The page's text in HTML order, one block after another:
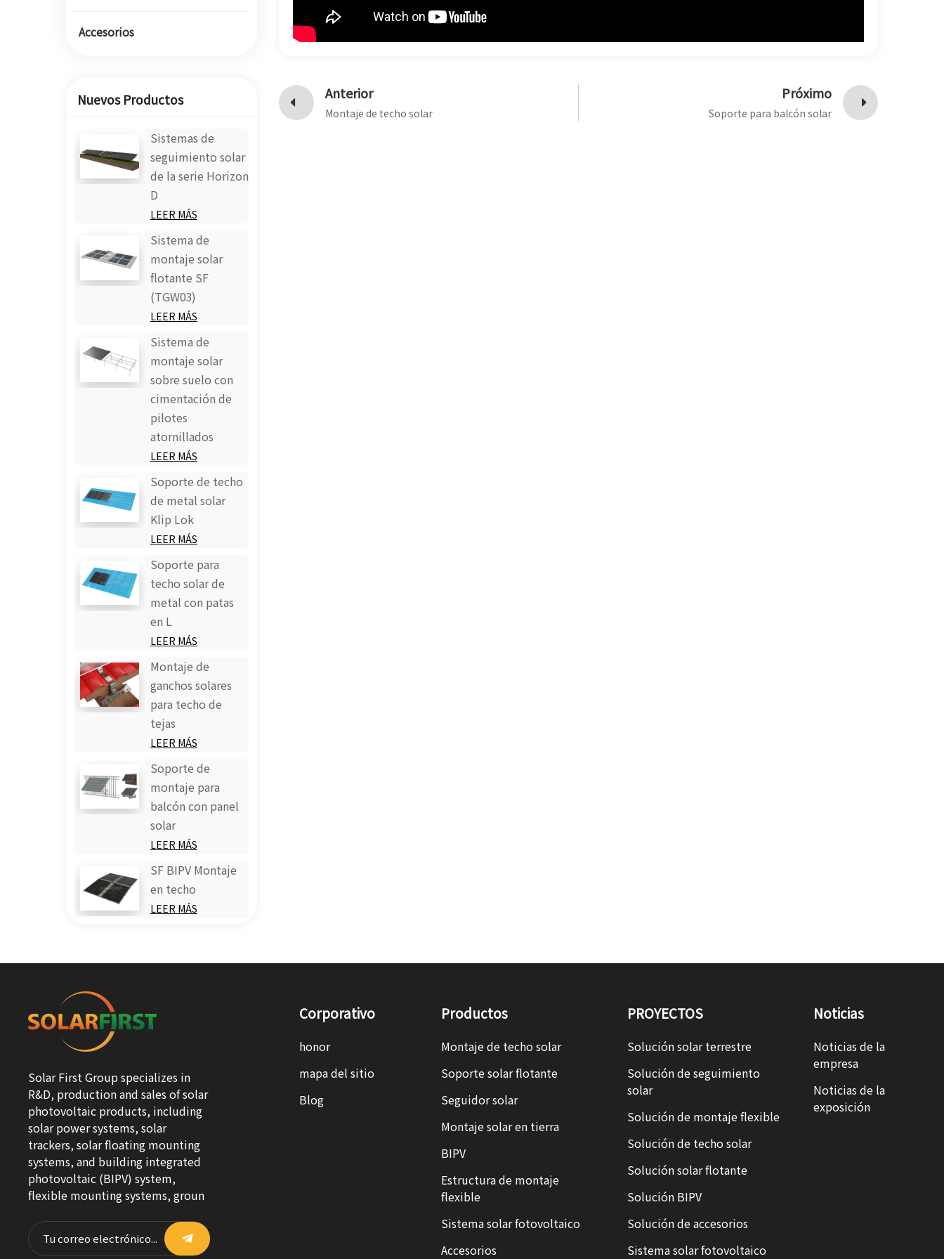
Accesorios
Nuevos Productos
Sistemas de
seguimiento solar
de la serie Horizon
D
LEER MÁS
Sistema de
montaje solar
flotante SF
(TGW03)
LEER MÁS
Sistema de
montaje solar
sobre suelo con
cimentación de
pilotes
atornillados
LEER MÁS
Soporte de techo
de metal solar
Klip Lok
LEER MÁS
Soporte para
techo solar de
metal con patas
en L
LEER MÁS
Montaje de
ganchos solares
para techo de
tejas
LEER MÁS
Soporte de
montaje para
balcón con panel
solar
LEER MÁS
SF BIPV Montaje
en techo
LEER MÁS
Anterior
Montaje de techo solar
Próximo
Soporte para balcón solar
Solar First Group specializes in
R&D, production and sales of solar
photovoltaic products, including
solar power systems, solar
trackers, solar floating mounting
systems, and building integrated
photovoltaic (BIPV) system,
flexible mounting systems, groun
Corporativo
honor
mapa del sitio
Blog
Productos
Montaje de techo solar
Soporte solar flotante
Seguidor solar
Montaje solar en tierra
BIPV
Estructura de montaje
flexible
Sistema solar fotovoltaico
Accesorios
PROYECTOS
Solución solar terrestre
Solución de seguimiento
solar
Solución de montaje flexible
Solución de techo solar
Solución solar flotante
Solución BIPV
Solución de accesorios
Sistema solar fotovoltaico
Noticias
Noticias de la
empresa
Noticias de la
exposición